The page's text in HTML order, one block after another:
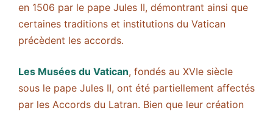
en 1506 par le pape Jules II, démontrant ainsi que
certaines traditions et institutions du Vatican
précèdent les accords.
Les Musées du Vatican, fondés au XVIe siècle
sous le pape Jules II, ont été partiellement affectés
par les Accords du Latran. Bien que leur création